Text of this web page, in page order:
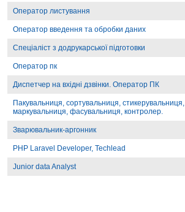
Оператор листування
Оператор введення та обробки даних
Спеціаліст з додрукарської підготовки
Оператор пк
Диспетчер на вхідні дзвінки. Оператор ПК
Пакувальниця, сортувальниця, стикерувальниця,
маркувальниця, фасувальниця, контролер.
Зварювальник-аргонник
PHP Laravel Developer, Techlead
Junior data Analyst